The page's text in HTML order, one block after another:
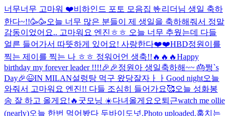
너무너무 고마워 ❤️비하인드 포토 모음집 🤟리더님 생일 축하
한다~!!🥳🥳오늘 너무 많은 분들이 제 생일을 축하해줘서 정말
감동이었어요.. 고마워요 엔진ㅎㅎ 오늘 너무 추웠는데 다들
얼른 들어가서 따뜻하게 있어요! 사랑한다❤️❤️HBD정원이를
찍는 제이를 찍는 나 ㅎㅎ 정워어언 생축!!🔥🔥🔥Happy
birthday my forever leader !!!!🎉🎉정원아 생일축하해~~ 🎂쩡`s
Day🎉😉IN MILAN설렁탕 먹구 왔당잘자ㅏㅏ Good night오늘
와줘서 고마워요 엔진!! 다들 조심히 들어가요🥰오늘 성화봉
송 잘 하고 올게요!🔥 굿모닝 ☀️다녀올게요오퇴근watch me ollie
(nearly)오늘 한번 먹어봤다 두바이도넛.Photo uploaded.훔치는